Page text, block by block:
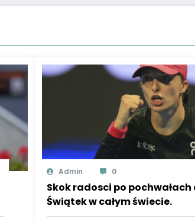
Admin 0
Skok radosci po
Świątek w całym świecie.